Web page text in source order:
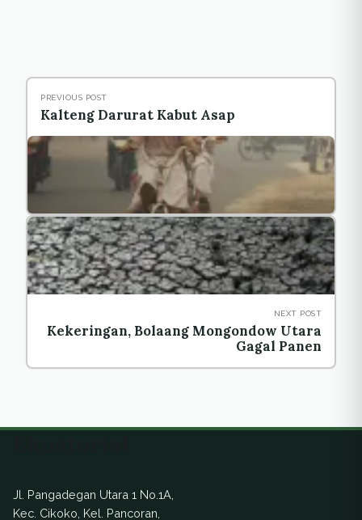
PREVIOUS POST
Kalteng Darurat Kabut Asap
NEXT POST
Kekeringan, Bolaang Mongondow Utara
Gagal Panen
Jl. Pangadegan Utara 1 No.1A,
Kec. Cikoko, Kel. Pancoran,